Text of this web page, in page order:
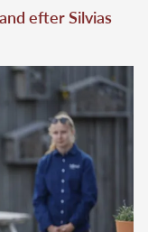
efter Silvias